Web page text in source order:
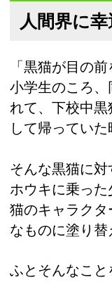
人間界に
「黒猫が目の
小学生のころ、
れて、下校中
して帰っていた
そんな黒猫に
ホウキに乗っ
猫のキャラク
なものに塗り替
ふとそんなこと